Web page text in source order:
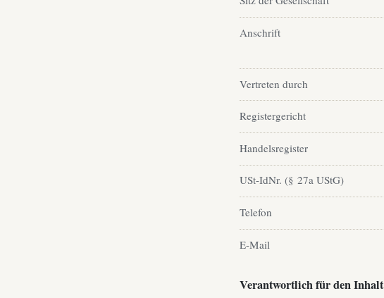
Anschrift
Vertreten durch
Registergericht
Handelsregister
USt-IdNr. (§ 27a UStG)
Telefon
E-Mail
Verantwortlich für den Inhalt